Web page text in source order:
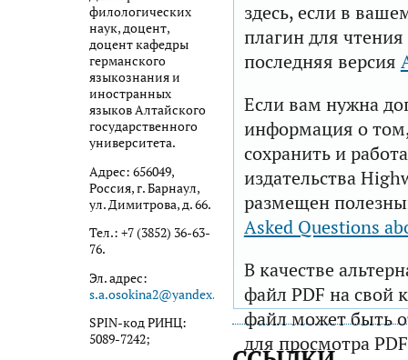
филологических
наук, доцент,
доцент кафедры
германского
языкознания и
иностранных
языков Алтайского
государственного
университета.
Адрес: 656049,
Россия, г. Барнаул,
ул. Димитрова, д. 66.
Тел.: +7 (3852) 36-63-
76.
Эл. адрес:
s.a.osokina2@yandex.ru
SPIN-код РИНЦ:
5089-7242;
здесь, если в
плагин для
последняя версия
Если вам нужна
информация о том,
сохранить и
издательства
размещен
Asked Questions
В качестве
файл PDF на свой
файл может быть
для просмотра